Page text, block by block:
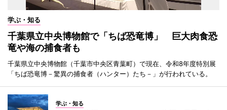
学ぶ・知る
千葉県立中央博物館で「ちば恐竜博」 巨大肉食恐
竜や海の捕食者も
千葉県立中央博物館（千葉市中央区青葉町）で現在、令和8年度特別展
「ちば恐竜博－驚異の捕食者（ハンター）たち－」が行われている。
学ぶ・知る